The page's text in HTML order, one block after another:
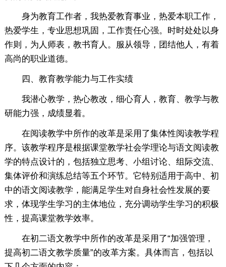
身为教育工作者，我热爱教育事业，热爱本职工作，
热爱学生，专业思想巩固，工作责任心强。时时处处以身
作则，为人师表，教书育人。服从领导，团结他人，有着
高尚的职业道德。
四、教育教学能力与工作实绩
我潜心教学，热心教改，细心育人，教育、教学与教
研能力强，成绩显着。
在阅读教学中所作的改革是采用了集体性阅读教学程
序。该教学程序是根据课堂教学社会学理论与语文阅读教
学的特点设计的，包括独立思考、小组讨论、组际交流、
集体评价和演练总结等五个环节。它特别适用于高中、初
中的语文阅读教学，能满足学生对自身社会性发展的要
求，体现学生学习的主体地位，充分调动学生学习的积极
性，提高课堂教学效率。
在初二语文教学中所作的改革是采用了“加强管理，
提高初二语文教学质量”的改革方案。具体而言，包括以